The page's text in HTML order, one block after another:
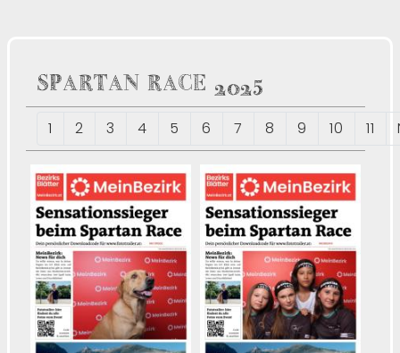
SPARTAN RACE 2025
1 2 3 4 5 6 7 8 9 10 11